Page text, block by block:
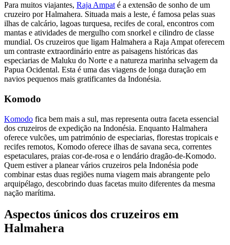
Para muitos viajantes, Raja Ampat é a extensão de sonho de um
cruzeiro por Halmahera. Situada mais a leste, é famosa pelas suas
ilhas de calcário, lagoas turquesa, recifes de coral, encontros com
mantas e atividades de mergulho com snorkel e cilindro de classe
mundial. Os cruzeiros que ligam Halmahera a Raja Ampat oferecem
um contraste extraordinário entre as paisagens históricas das
especiarias de Maluku do Norte e a natureza marinha selvagem da
Papua Ocidental. Esta é uma das viagens de longa duração em
navios pequenos mais gratificantes da Indonésia.
Komodo
Komodo fica bem mais a sul, mas representa outra faceta essencial
dos cruzeiros de expedição na Indonésia. Enquanto Halmahera
oferece vulcões, um património de especiarias, florestas tropicais e
recifes remotos, Komodo oferece ilhas de savana seca, correntes
espetaculares, praias cor-de-rosa e o lendário dragão-de-Komodo.
Quem estiver a planear vários cruzeiros pela Indonésia pode
combinar estas duas regiões numa viagem mais abrangente pelo
arquipélago, descobrindo duas facetas muito diferentes da mesma
nação marítima.
Aspectos únicos dos cruzeiros em
Halmahera